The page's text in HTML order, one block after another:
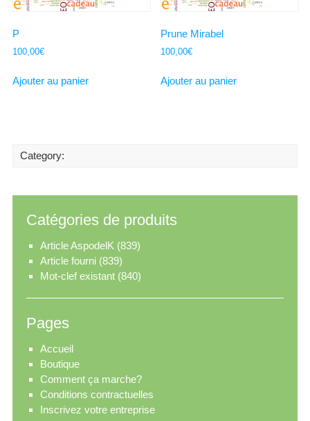
P
100,00€
Ajouter au panier
Prune Mirabel
100,00€
Ajouter au panier
Category:
Catégories de produits
Article AspodelK (839)
Article fourni (839)
Mot-clef existant (840)
Pages
Accueil
Boutique
Comment ça marche?
Conditions contractuelles
Inscrivez votre entreprise